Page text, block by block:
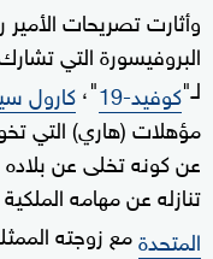
وأثارت تصريحات
البروفيسورة التي
لـ"كوفيد-19 "،كارول
مؤهلات (هاري) التي
عن كونه تخلى عن
تنازله عن مهامه
المتحدةمع زوجته